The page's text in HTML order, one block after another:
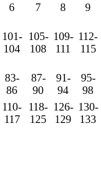
6 7 8
9
101-
104
105-
108
109-
111
112-
115
83-
86
87-
90
91-
94
95-
98
110-
117
118-
125
126-
129
130-
133